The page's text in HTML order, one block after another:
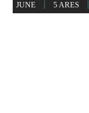
JUNE 5 ARES